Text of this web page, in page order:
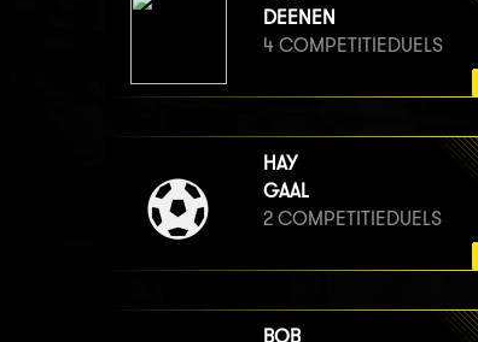
DEENEN
4 COMPETITIEDUELS
HAY
GAAL
2 COMPETITIEDUELS
BOB